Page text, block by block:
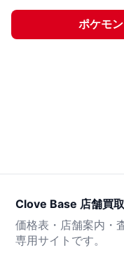
ポケモ
Clove Base 店舗買取
価格表・店舗案内・
専用サイトです。